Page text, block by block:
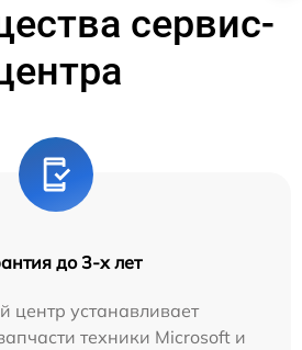
сервис-
до 3-х лет
центр устанавливает
техники Microsoft и